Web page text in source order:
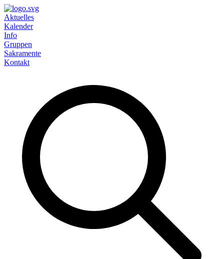
Aktuelles
Kalender
Info
Gruppen
Sakramente
Kontakt